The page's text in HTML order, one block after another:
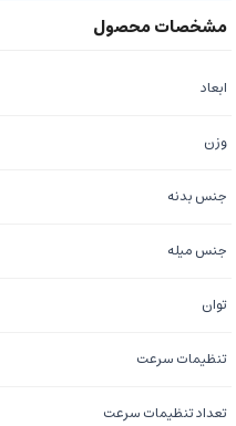
ابعاد
وزن
جنس بدنه
جنس میله
توان
تنظیمات سرعت
تعداد تنظیمات سرعت